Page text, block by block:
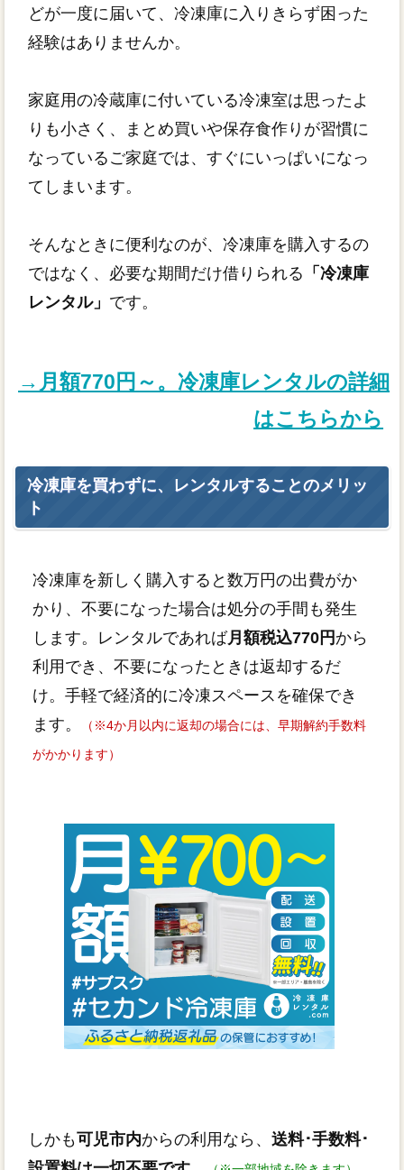
どが一度に届いて、冷凍庫に入りきらず困った
経験はありませんか。
家庭用の冷蔵庫に付いている冷凍室は思ったよ
りも小さく、まとめ買いや保存食作りが習慣に
なっているご家庭では、すぐにいっぱいになっ
てしまいます。
そんなときに便利なのが、冷凍庫を購入するの
ではなく、必要な期間だけ借りられる 「冷凍庫
レンタル」 です。
→月額770円～。冷凍庫レンタルの詳細
はこちらから
冷凍庫を買わずに、レンタルすることのメリッ
ト
冷凍庫を新しく購入すると数万円の出費がか
かり、不要になった場合は処分の手間も発生
します。レンタルであれば月額税込770円から
利用でき、不要になったときは返却するだ
け。手軽で経済的に冷凍スペースを確保でき
ます。
（※4か月以内に返却の場合には、早期解約手数料
がかかります）
しかも可児市内からの利用なら、 送料･手数料･